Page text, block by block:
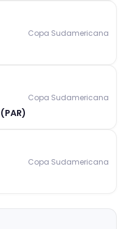
Copa Sudamericana
Copa Sudamericana
Copa Sudamericana